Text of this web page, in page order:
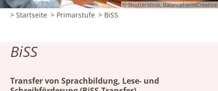
© Shutterstock, BalanceFormCreative
> Startseite > Primarstufe > BiSS
BiSS
Transfer von Sprachbildung, Lese- und